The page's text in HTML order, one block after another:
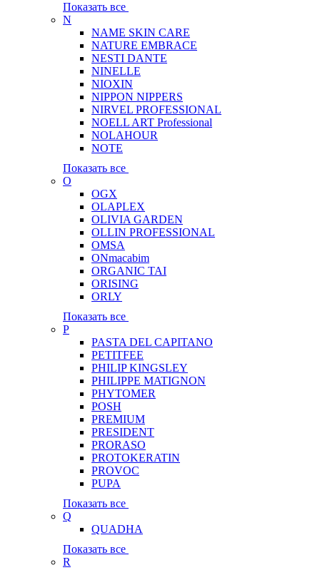
Показать все
N
NAME SKIN CARE
NATURE EMBRACE
NESTI DANTE
NINELLE
NIOXIN
NIPPON NIPPERS
NIRVEL PROFESSIONAL
NOELL ART Professional
NOLAHOUR
NOTE
Показать все
O
OGX
OLAPLEX
OLIVIA GARDEN
OLLIN PROFESSIONAL
OMSA
ONmacabim
ORGANIC TAI
ORISING
ORLY
Показать все
P
PASTA DEL CAPITANO
PETITFEE
PHILIP KINGSLEY
PHILIPPE MATIGNON
PHYTOMER
POSH
PREMIUM
PRESIDENT
PRORASO
PROTOKERATIN
PROVOC
PUPA
Показать все
Q
QUADHA
Показать все
R